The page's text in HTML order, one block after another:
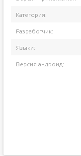
Категория:
Разработчик:
Языки:
Версия андроид: